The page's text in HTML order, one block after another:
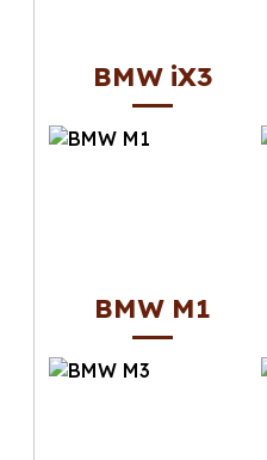
BMW iX3
BMW M1